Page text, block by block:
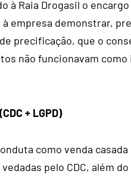
à Raia Drogasil o
empresa demonstrar,
precificação, que o
não funcionavam
+ LGPD)
como venda
pelo CDC, além